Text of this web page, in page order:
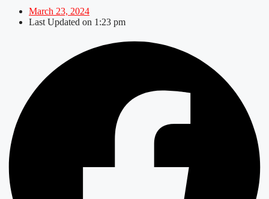
March 23, 2024
Last Updated on 1:23 pm